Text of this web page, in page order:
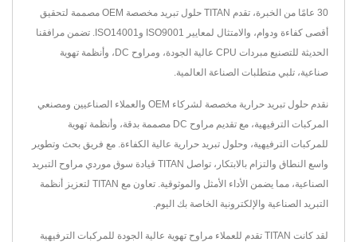
30 عامًا من الخبرة، تقدم TITAN حلول تبريد مخصصة OEM مصممة لتحقيق
أقصى كفاءة ودوام، والامتثال لمعايير ISO9001 وISO14001. تضمن مرافقنا
الحديثة للتصنيع مبردات CPU عالية الجودة، ومراوح DC، وأنظمة تهوية
صناعية، تلبي متطلبات الصناعة العالمية.
نقدم حلول تبريد حرارية مخصصة لشركاء OEM والعملاء الصناعيين ومصنعي
المركبات الترفيهية، مع تقديم مراوح DC مصممة بدقة، وأنظمة تهوية
للمركبات الترفيهية، وحلول تبريد حرارية عالية الكفاءة. مع فريق بحث وتطوير
واسع النطاق والتزام بالابتكار، تواصل TITAN قيادة سوق موردي مراوح التبريد
الصناعية، مما يضمن الأداء الأمثل والموثوقية. تعاون مع TITAN لتعزيز أنظمة
التبريد الصناعية والإلكترونية الخاصة بك اليوم.
لقد كانت TITAN تقدم للعملاء مراوح تهوية عالية الجودة للمركبات الترفيهية